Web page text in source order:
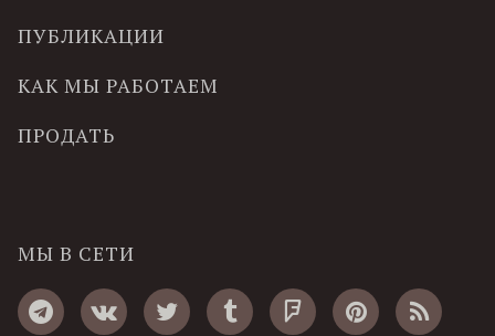
ПУБЛИКАЦИИ
КАК МЫ РАБОТАЕМ
ПРОДАТЬ
МЫ В СЕТИ